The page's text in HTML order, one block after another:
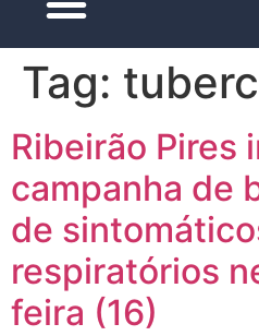
Tag:
Ribeirão Pires
campanha de
de
respiratórios
feira (16)